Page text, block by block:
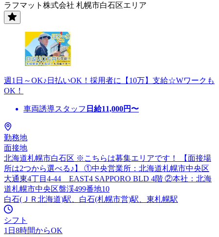
ラフマット株式会社 札幌市白石区エリア
週1日～OK♪日払いOK！採用者に【10万】支給☆Wワークも
OK！
車両誘導スタッフ 日給11,000円〜
勤務地
面接地
北海道札幌市白石区 ※こちらは募集エリアです！ 【面接場
所は2つから選べる♪】 ①中央営業所：北海道札幌市中央区
大通東4丁目4-44 EAST4 SAPPORO BLD 4階 ②本社：北海
道札幌市中央区盤渓499番地10
白石(ＪＲ北海道)駅、白石(札幌市営)駅、東札幌駅
シフト
1日8時間からOK